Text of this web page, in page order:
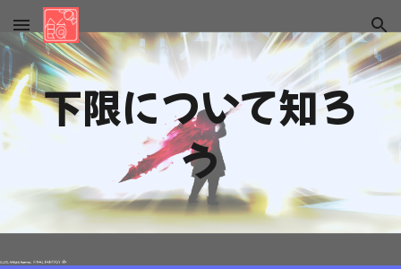
Skip to main content Skip to navigation
下限について知ろ
う